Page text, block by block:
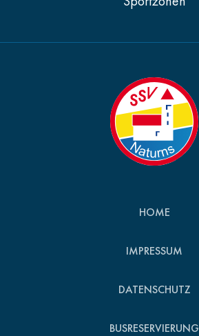
HOME
IMPRESSUM
DATENSCHUTZ
BUSRESERVIERUNG